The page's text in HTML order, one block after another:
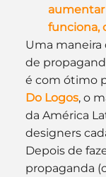
aumentar
funciona,
Uma
de
é com ótimo
Do Logos, o
da América
designers
Depois de
propaganda